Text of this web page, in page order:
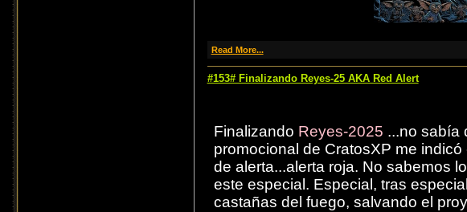
Read More...
#153# Finalizando Reyes-25 AKA Red Alert
Finalizando Reyes-2025 ...no sabía
promocional de CratosXP me
de alerta...alerta roja. No sabemos
este especial. Especial, tras
castañas del fuego, salvando el